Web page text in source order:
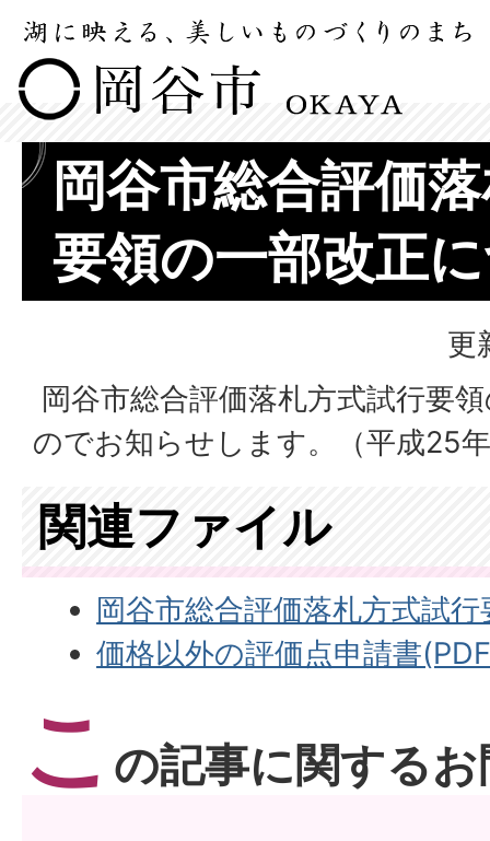
岡谷市総合評価
要領の一部改正
更
岡谷市総合評価落札方式試行要
のでお知らせします。（平成25
関連ファイル
岡谷市総合評価落札方式試
価格以外の評価点申請書
こ の記事に関する